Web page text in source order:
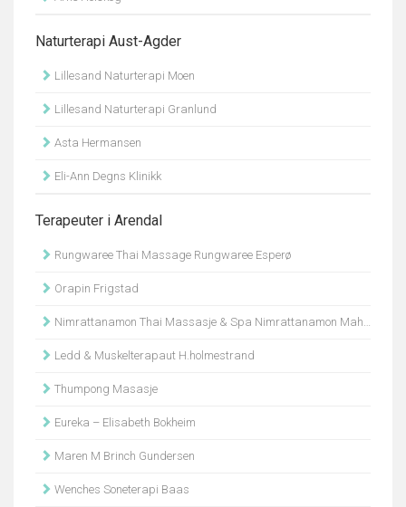
Naturterapi Aust-Agder
Lillesand Naturterapi Moen
Lillesand Naturterapi Granlund
Asta Hermansen
Eli-Ann Degns Klinikk
Terapeuter i Arendal
Rungwaree Thai Massage Rungwaree Esperø
Orapin Frigstad
Nimrattanamon Thai Massasje & Spa Nimrattanamon Mahanithinee
Ledd & Muskelterapaut H.holmestrand
Thumpong Masasje
Eureka – Elisabeth Bokheim
Maren M Brinch Gundersen
Wenches Soneterapi Baas